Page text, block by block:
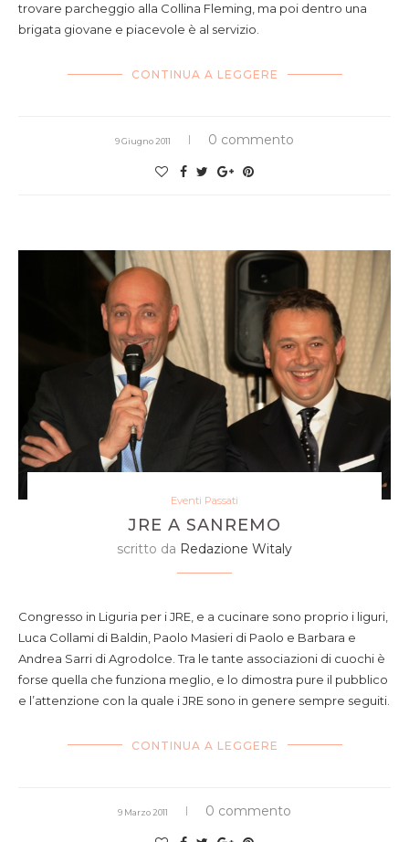
trovare parcheggio alla Collina Fleming, ma poi dentro una
brigata giovane e piacevole è al servizio.
CONTINUA A LEGGERE
9 Giugno 2011 0 commento
Eventi Passati
JRE A SANREMO
scritto da Redazione Witaly
Congresso in Liguria per i JRE, e a cucinare sono proprio i liguri,
Luca Collami di Baldin, Paolo Masieri di Paolo e Barbara e
Andrea Sarri di Agrodolce. Tra le tante associazioni di cuochi è
forse quella che funziona meglio, e lo dimostra pure il pubblico
e l’attenzione con la quale i JRE sono in genere sempre seguiti.
CONTINUA A LEGGERE
9 Marzo 2011 0 commento